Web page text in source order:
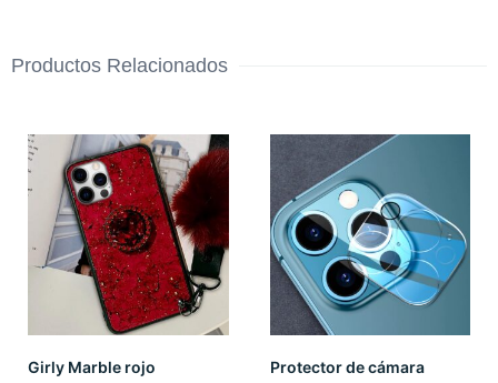
Productos Relacionados
Girly Marble rojo Protector de cámara